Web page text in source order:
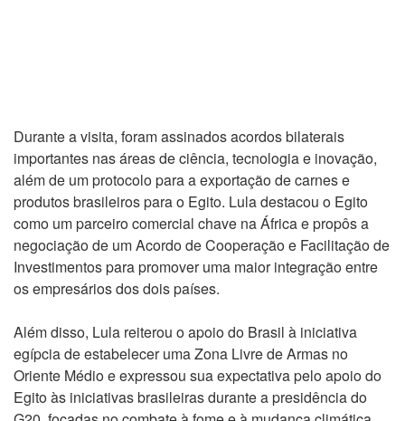
Durante a visita, foram assinados acordos bilaterais
importantes nas áreas de ciência, tecnologia e inovação,
além de um protocolo para a exportação de carnes e
produtos brasileiros para o Egito. Lula destacou o Egito
como um parceiro comercial chave na África e propôs a
negociação de um Acordo de Cooperação e Facilitação de
Investimentos para promover uma maior integração entre
os empresários dos dois países.
Além disso, Lula reiterou o apoio do Brasil à iniciativa
egípcia de estabelecer uma Zona Livre de Armas no
Oriente Médio e expressou sua expectativa pelo apoio do
Egito às iniciativas brasileiras durante a presidência do